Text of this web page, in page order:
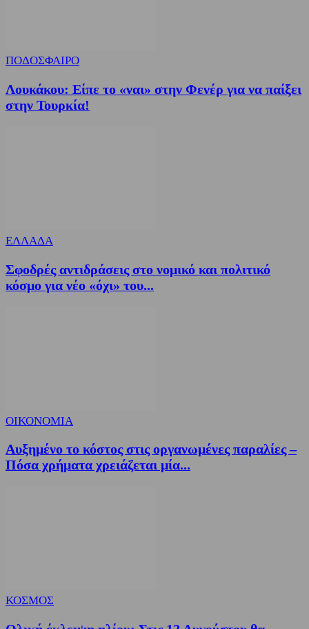
ΠΟΔΟΣΦΑΙΡΟ
Λουκάκου: Είπε το «ναι» στην Φενέρ για να παίξει
στην Τουρκία!
ΕΛΛΑΔΑ
Σφοδρές αντιδράσεις στο νομικό και πολιτικό
κόσμο για νέο «όχι» του...
ΟΙΚΟΝΟΜΙΑ
Αυξημένο το κόστος στις οργανωμένες παραλίες –
Πόσα χρήματα χρειάζεται μία...
ΚΟΣΜΟΣ